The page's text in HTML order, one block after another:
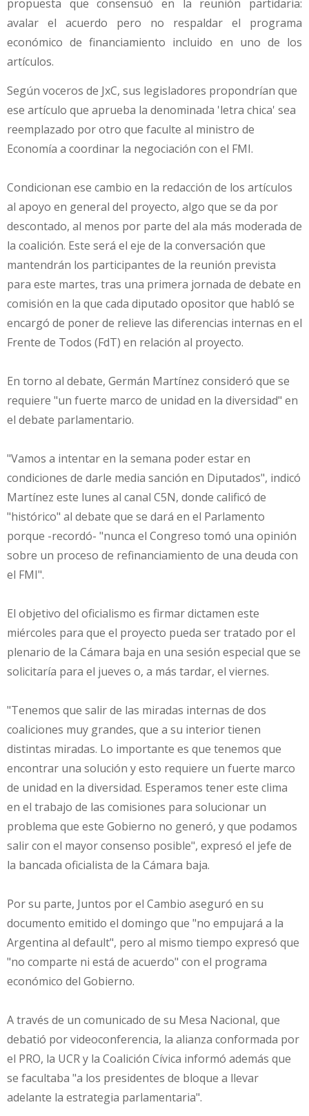
propuesta que consensuó en la reunión partidaria:
avalar el acuerdo pero no respaldar el programa
económico de financiamiento incluido en uno de los
artículos.
Según voceros de JxC, sus legisladores propondrían que
ese artículo que aprueba la denominada 'letra chica' sea
reemplazado por otro que faculte al ministro de
Economía a coordinar la negociación con el FMI.
Condicionan ese cambio en la redacción de los artículos
al apoyo en general del proyecto, algo que se da por
descontado, al menos por parte del ala más moderada de
la coalición. Este será el eje de la conversación que
mantendrán los participantes de la reunión prevista
para este martes, tras una primera jornada de debate en
comisión en la que cada diputado opositor que habló se
encargó de poner de relieve las diferencias internas en el
Frente de Todos (FdT) en relación al proyecto.
En torno al debate, Germán Martínez consideró que se
requiere "un fuerte marco de unidad en la diversidad" en
el debate parlamentario.
"Vamos a intentar en la semana poder estar en
condiciones de darle media sanción en Diputados", indicó
Martínez este lunes al canal C5N, donde calificó de
"histórico" al debate que se dará en el Parlamento
porque -recordó- "nunca el Congreso tomó una opinión
sobre un proceso de refinanciamiento de una deuda con
el FMI".
El objetivo del oficialismo es firmar dictamen este
miércoles para que el proyecto pueda ser tratado por el
plenario de la Cámara baja en una sesión especial que se
solicitaría para el jueves o, a más tardar, el viernes.
"Tenemos que salir de las miradas internas de dos
coaliciones muy grandes, que a su interior tienen
distintas miradas. Lo importante es que tenemos que
encontrar una solución y esto requiere un fuerte marco
de unidad en la diversidad. Esperamos tener este clima
en el trabajo de las comisiones para solucionar un
problema que este Gobierno no generó, y que podamos
salir con el mayor consenso posible", expresó el jefe de
la bancada oficialista de la Cámara baja.
Por su parte, Juntos por el Cambio aseguró en su
documento emitido el domingo que "no empujará a la
Argentina al default", pero al mismo tiempo expresó que
"no comparte ni está de acuerdo" con el programa
económico del Gobierno.
A través de un comunicado de su Mesa Nacional, que
debatió por videoconferencia, la alianza conformada por
el PRO, la UCR y la Coalición Cívica informó además que
se facultaba "a los presidentes de bloque a llevar
adelante la estrategia parlamentaria".